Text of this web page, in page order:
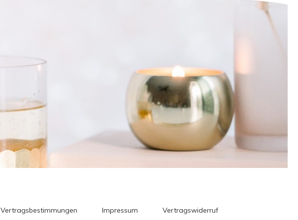
Vertragsbestimmungen Impressum Vertragswiderruf